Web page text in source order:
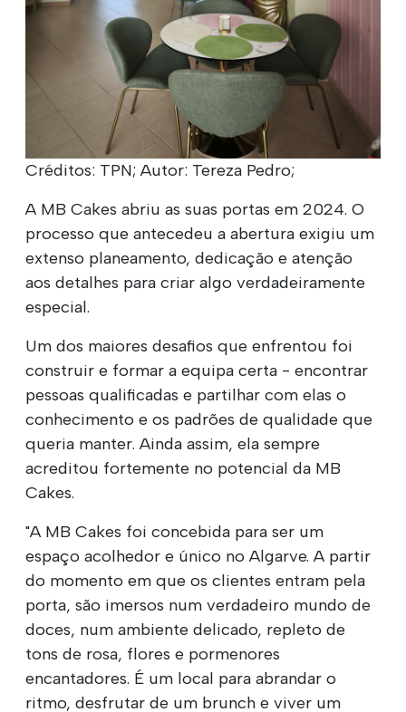
Créditos: TPN; Autor: Tereza Pedro;
A MB Cakes abriu as suas portas em 2024. O
processo que antecedeu a abertura exigiu um
extenso planeamento, dedicação e atenção
aos detalhes para criar algo verdadeiramente
especial.
Um dos maiores desafios que enfrentou foi
construir e formar a equipa certa - encontrar
pessoas qualificadas e partilhar com elas o
conhecimento e os padrões de qualidade que
queria manter. Ainda assim, ela sempre
acreditou fortemente no potencial da MB
Cakes.
"A MB Cakes foi concebida para ser um
espaço acolhedor e único no Algarve. A partir
do momento em que os clientes entram pela
porta, são imersos num verdadeiro mundo de
doces, num ambiente delicado, repleto de
tons de rosa, flores e pormenores
encantadores. É um local para abrandar o
ritmo, desfrutar de um brunch e viver um